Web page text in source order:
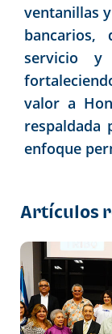
ventanillas
servicio y
valor a
respaldada
enfoque
Artículos